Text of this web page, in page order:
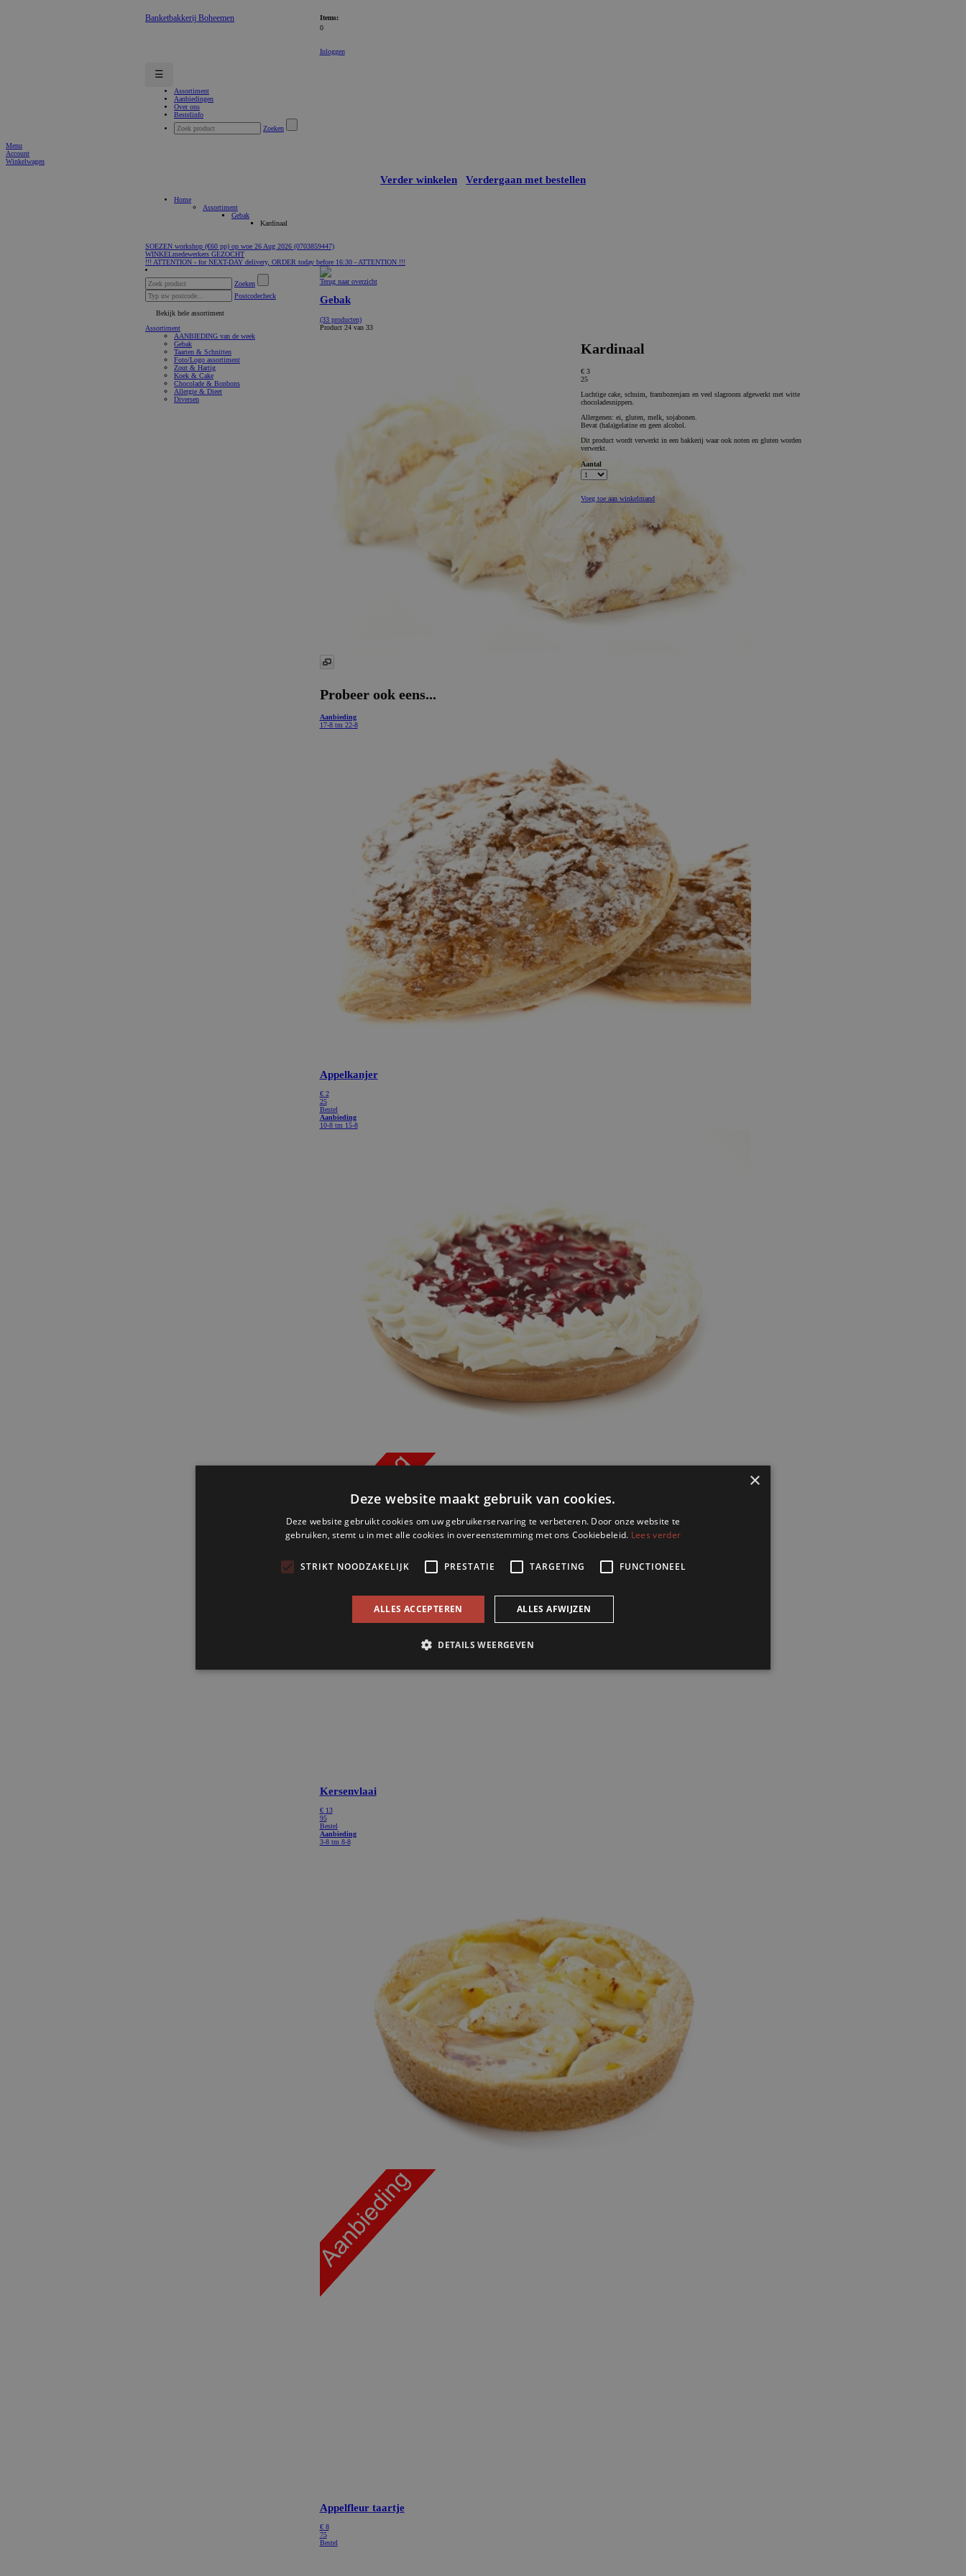
Banketbakkerij Boheemen
Items:
0
Inloggen
☰
Assortiment
Aanbiedingen
Over ons
Bestelinfo
Zoeken
Menu
Account
Winkelwagen
Verder winkelen Verdergaan met bestellen
Home
Assortiment
Gebak
Kardinaal
SOEZEN workshop (€60 pp) op woe 26 Aug 2026 (0703859447)
WINKELmedewerkers GEZOCHT
!!! ATTENTION - for NEXT-DAY delivery, ORDER today before 16:30 - ATTENTION !!!
Zoeken
Postcodecheck
Bekijk hele assortiment
Assortiment
AANBIEDING van de week
Gebak
Taarten & Schnitten
Foto/Logo assortiment
Zout & Hartig
Koek & Cake
Chocolade & Bonbons
Allergie & Dieet
Diversen
Terug naar overzicht
Gebak
(33 producten)
Product 24 van 33
Kardinaal
€ 3
25
Luchtige cake, schuim, frambozenjam en veel slagroom afgewerkt met witte
chocoladesnippers.
Allergenen: ei, gluten, melk, sojabonen.
Bevat (hala)gelatine en geen alcohol.
Dit product wordt verwerkt in een bakkerij waar ook noten en gluten worden
verwerkt.
Aantal
Voeg toe aan winkelmand
Probeer ook eens...
Aanbieding
17-8 tm 22-8
Appelkanjer
€ 2
25
Bestel
Aanbieding
10-8 tm 15-8
Kersenvlaai
€ 13
95
Bestel
Aanbieding
3-8 tm 8-8
Appelfleur taartje
€ 8
75
Bestel